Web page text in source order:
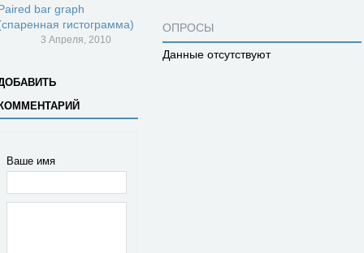
bar graph
гистограмма)
3 Апреля, 2010
Ваше имя
ОПРОСЫ
Данные отсутствуют